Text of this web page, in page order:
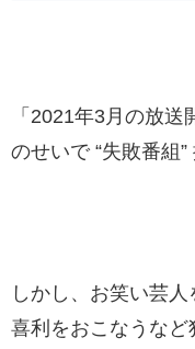
「2021年3月の放
のせいで “失敗番組”
しかし、お笑い芸
喜利をおこなうな